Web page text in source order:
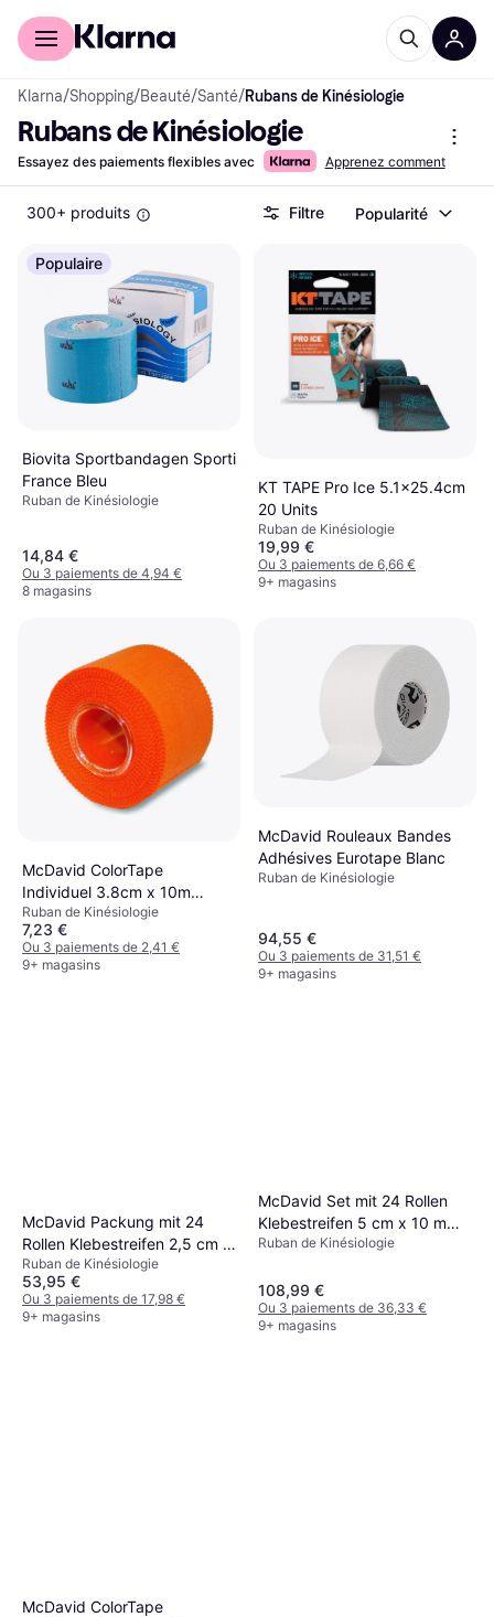
Acheter avec Klarna
Klarna/Shopping/Beauté/Santé/Rubans de Kinésiologie
Rubans de Kinésiologie
Essayez des paiements flexibles avec Apprenez comment
300+ produits Filtre Popularité
Populaire
Biovita Sportbandagen Sporti
France Bleu
Ruban de Kinésiologie
14,84 €
Ou 3 paiements de 4,94 €
8 magasins
KT TAPE Pro Ice 5.1x25.4cm
20 Units
Ruban de Kinésiologie
19,99 €
Ou 3 paiements de 6,66 €
9+ magasins
McDavid ColorTape
Individuel 3.8cm x 10m
Orange
Ruban de Kinésiologie
7,23 €
Ou 3 paiements de 2,41 €
9+ magasins
McDavid Rouleaux Bandes
Adhésives Eurotape Blanc
Ruban de Kinésiologie
94,55 €
Ou 3 paiements de 31,51 €
9+ magasins
McDavid Packung mit 24
Rollen Klebestreifen 2,5 cm x
10 m Eurotape Blanc
Ruban de Kinésiologie
53,95 €
Ou 3 paiements de 17,98 €
9+ magasins
McDavid Set mit 24 Rollen
Klebestreifen 5 cm x 10 m
McDavid Eurotape Blanc
Ruban de Kinésiologie
108,99 €
Ou 3 paiements de 36,33 €
9+ magasins
McDavid ColorTape